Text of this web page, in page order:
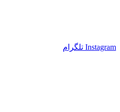
Instagram تلگرام